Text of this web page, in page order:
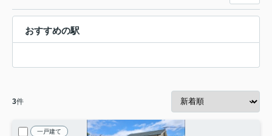
おすすめの駅
3件
一戸建て